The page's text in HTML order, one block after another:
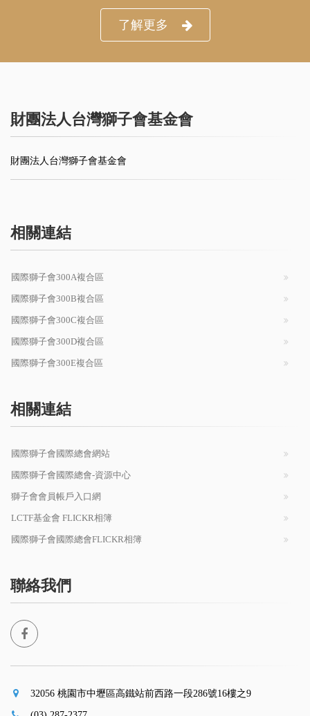
了解更多
財團法人台灣獅子會基金會
財團法人台灣獅子會基金會
相關連結
國際獅子會300A複合區
國際獅子會300B複合區
國際獅子會300C複合區
國際獅子會300D複合區
國際獅子會300E複合區
相關連結
國際獅子會國際總會網站
國際獅子會國際總會-資源中心
獅子會會員帳戶入口網
LCTF基金會 FLICKR相簿
國際獅子會國際總會FLICKR相簿
聯絡我們
32056 桃園市中壢區高鐵站前西路一段286號16樓之9